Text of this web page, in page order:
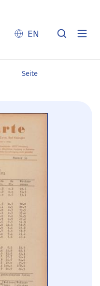
EN
Seite